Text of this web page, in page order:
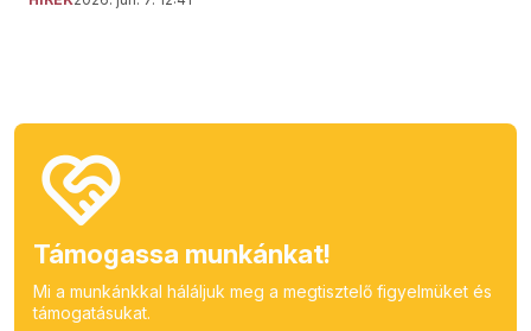
Támogassa munkánkat!
Mi a munkánkkal háláljuk meg a megtisztelő figyelmüket és
támogatásukat.